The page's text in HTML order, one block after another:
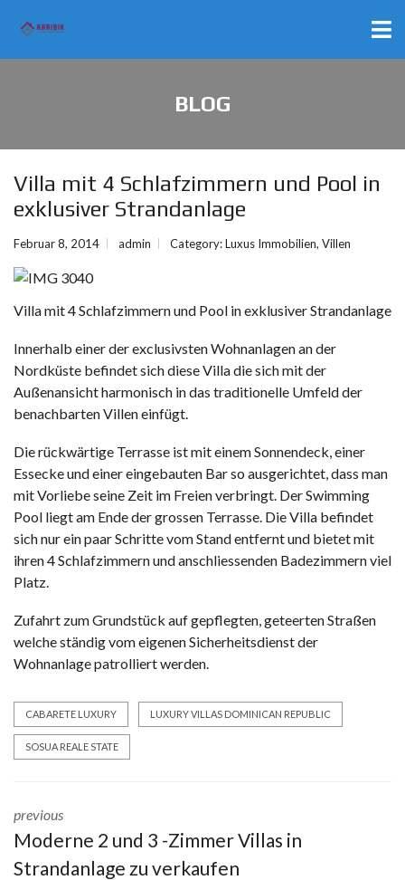
BLOG
Villa mit 4 Schlafzimmern und Pool in
exklusiver Strandanlage
Februar 8, 2014 admin Category:Luxus Immobilien, Villen
Villa mit 4 Schlafzimmern und Pool in exklusiver Strandanlage
Innerhalb einer der exclusivsten Wohnanlagen an der
Nordküste befindet sich diese Villa die sich mit der
Außenansicht harmonisch in das traditionelle Umfeld der
benachbarten Villen einfügt.
Die rückwärtige Terrasse ist mit einem Sonnendeck, einer
Essecke und einer eingebauten Bar so ausgerichtet, dass man
mit Vorliebe seine Zeit im Freien verbringt. Der Swimming
Pool liegt am Ende der grossen Terrasse. Die Villa befindet
sich nur ein paar Schritte vom Stand entfernt und bietet mit
ihren 4 Schlafzimmern und anschliessenden Badezimmern viel
Platz.
Zufahrt zum Grundstück auf gepflegten, geteerten Straßen
welche ständig vom eigenen Sicherheitsdienst der
Wohnanlage patrolliert werden.
CABARETE LUXURY LUXURY VILLAS DOMINICAN REPUBLIC
SOSUA REALE STATE
previous
Moderne 2 und 3 -Zimmer Villas in
Strandanlage zu verkaufen